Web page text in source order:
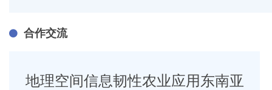
合作交流
地理空间信息韧性农业应用东南亚